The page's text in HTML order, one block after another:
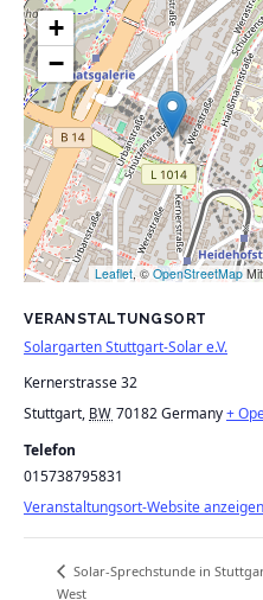
VERANSTALTUNGSORT
Solargarten Stuttgart-Solar e.V.
Kernerstrasse 32
Stuttgart, BW 70182Germany+
Telefon
015738795831
Veranstaltungsort-Website anzeigen
+
−
Leaflet, © OpenStreetMap
Solar-Sprechstunde in
West